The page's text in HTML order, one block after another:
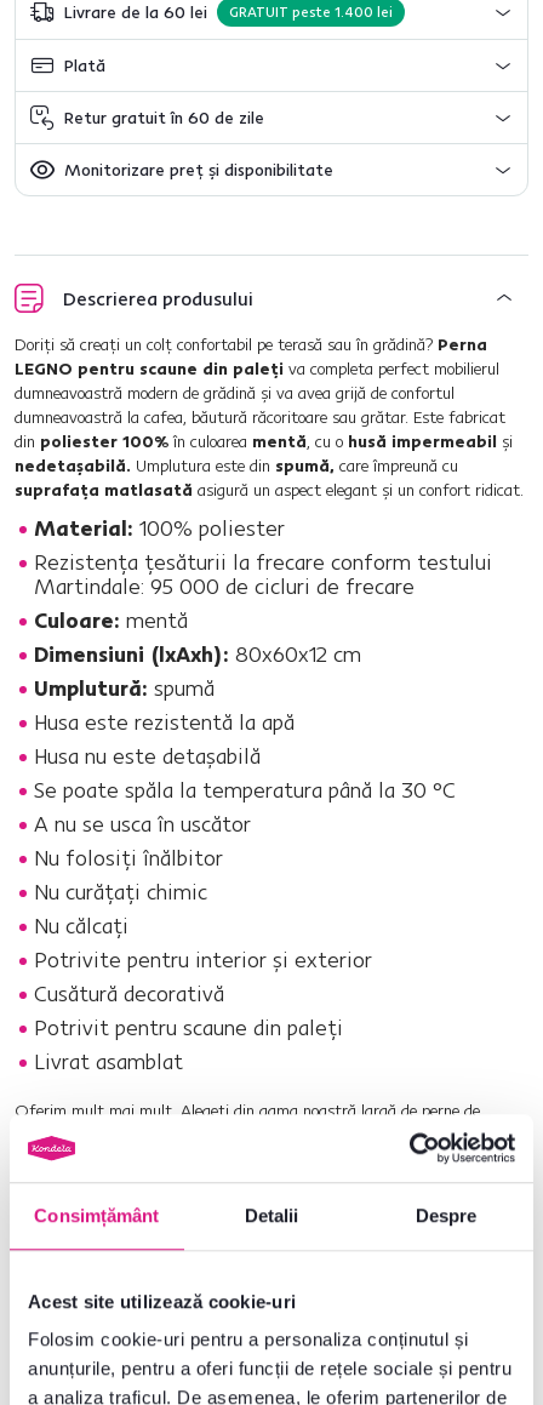
Consimțământ Detalii Despre
Acest site utilizează cookie-uri
Folosim cookie-uri pentru a personaliza conținutul și
anunțurile, pentru a oferi funcții de rețele sociale și pentru
a analiza traficul. De asemenea, le oferim partenerilor de
Livrare de la 60 lei GRATUIT peste 1.400 lei
Plată
Retur gratuit în 60 de zile
Monitorizare preț și disponibilitate
Descrierea produsului
Doriţi să creaţi un colţ confortabil pe terasă sau în grădină? Perna
LEGNO pentru scaune din paleţi va completa perfect mobilierul
dumneavoastră modern de grădină şi va avea grijă de confortul
dumneavoastră la cafea, băutură răcoritoare sau grătar. Este fabricat
din poliester 100%în culoarea mentă, cu o husă impermeabil şi
nedetaşabilă. Umplutura este din spumă, care împreună cu
suprafaţa matlasată asigură un aspect elegant şi un confort ridicat.
Material: 100% poliester
Rezistenţa ţesăturii la frecare conform testului
Martindale: 95 000 de cicluri de frecare
Culoare: mentă
Dimensiuni (lxAxh): 80x60x12 cm
Umplutură: spumă
Husa este rezistentă la apă
Husa nu este detaşabilă
Se poate spăla la temperatura până la 30 °C
A nu se usca în uscător
Nu folosiţi înălbitor
Nu curăţaţi chimic
Nu călcaţi
Potrivite pentru interior şi exterior
Cusătură decorativă
Potrivit pentru scaune din paleţi
Livrat asamblat
Oferim mult mai mult. Alegeţi din gama noastră largă de perne de
grădină.
Dimensiuni și specificații